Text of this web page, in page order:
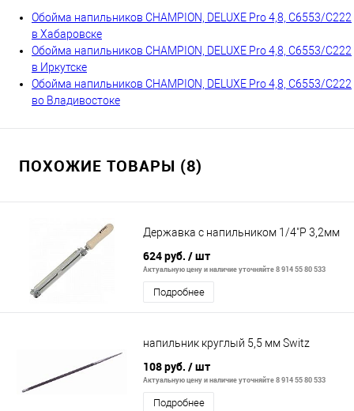
Обойма напильников CHAMPION, DELUXE Pro 4,8, C6553/C222
в Хабаровске
Обойма напильников CHAMPION, DELUXE Pro 4,8, C6553/C222
в Иркутске
Обойма напильников CHAMPION, DELUXE Pro 4,8, C6553/C222
во Владивостоке
ПОХОЖИЕ ТОВАРЫ (8)
Державка с напильником 1/4"P 3,2мм
624 руб. / шт
Актуальную цену и наличие уточняйте 8 914 55 80 533
Подробнее
напильник круглый 5,5 мм Switz
108 руб. / шт
Актуальную цену и наличие уточняйте 8 914 55 80 533
Подробнее